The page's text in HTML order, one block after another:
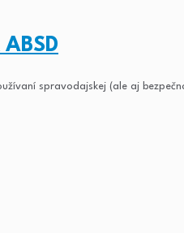
spravodajskej (ale aj